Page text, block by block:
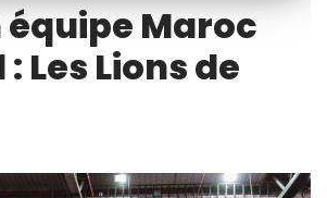
Maroc
Les Lions de